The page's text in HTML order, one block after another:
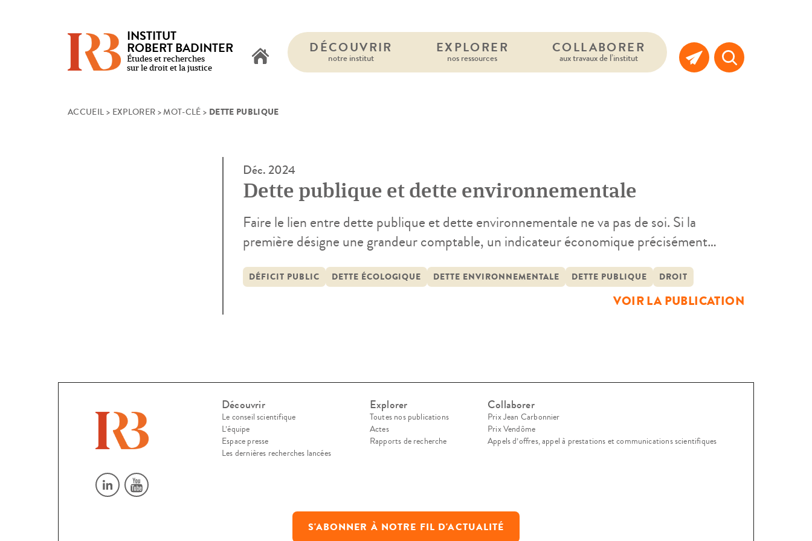
INSTITUT
ROBERT BADINTER
Études et recherches
sur le droit et la justice
DÉCOUVRIR
notre institut
EXPLORER
nos ressources
COLLABORER
aux travaux de l’institut
ACCUEIL > EXPLORER >MOT-CLÉ > DETTE PUBLIQUE
Déc. 2024
Dette publique et dette environnementale
Faire le lien entre dette publique et dette environnementale ne va pas de soi. Si la
première désigne une grandeur comptable, un indicateur économique précisément
préciser les contours. Des éléments de réponse aux deux grandes questions que ce
DÉFICIT PUBLIC DETTE ÉCOLOGIQUE DETTE ENVIRONNEMENTALE DETTE PUBLIQUE DROIT
VOIR LA PUBLICATION
Découvrir
Le conseil scientifique
L’équipe
Espace presse
Les dernières recherches lancées
Explorer
Toutes nos publications
Actes
Rapports de recherche
Collaborer
Prix Jean Carbonnier
Prix Vendôme
Appels d’offres, appel à prestations et communications scientifiques
S'ABONNER À NOTRE FIL D'ACTUALITÉ